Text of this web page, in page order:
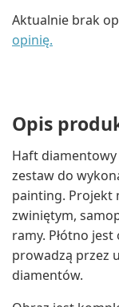
Aktualnie brak
opinię.
Opis
Haft diamentowy
zestaw do
painting. Projekt
zwiniętym,
ramy. Płótno
prowadzą przez
diamentów.